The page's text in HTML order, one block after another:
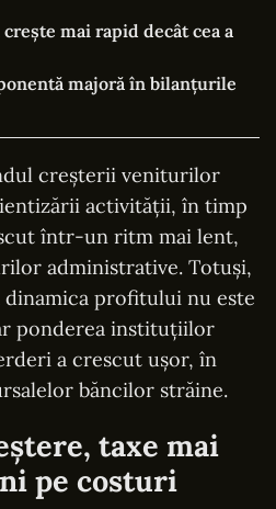
mai rapid decât cea a
majoră în bilanțurile
creșterii veniturilor
activității, în timp
într-un ritm mai lent,
administrative. Totuși,
profitului nu este
ponderea instituțiilor
a crescut ușor, în
băncilor străine.
taxe mai
pe costuri